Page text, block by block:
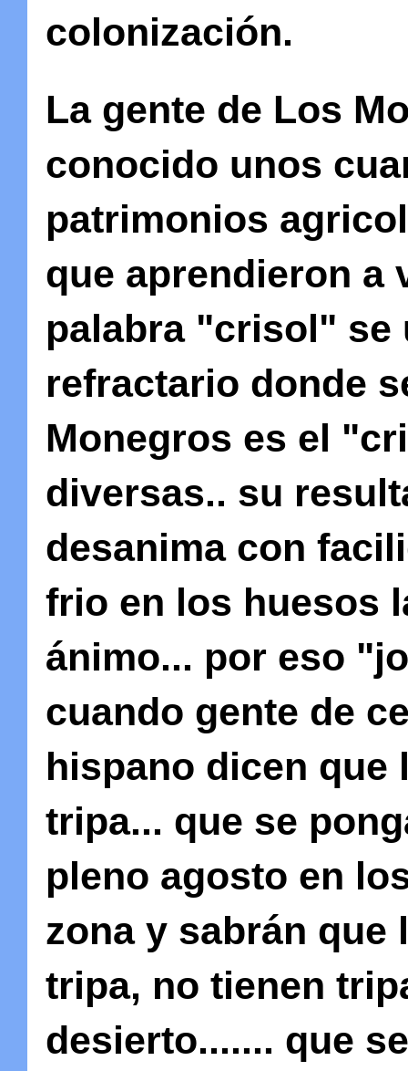
colonización.
La gente de Los
conocido unos
patrimonios
que aprendieron a
palabra "crisol" se
refractario donde
Monegros es el
diversas.. su
desanima con
frio en los huesos
ánimo... por eso
cuando gente de
hispano dicen que
tripa... que se
pleno agosto en
zona y sabrán que
tripa, no tienen
desierto....... que